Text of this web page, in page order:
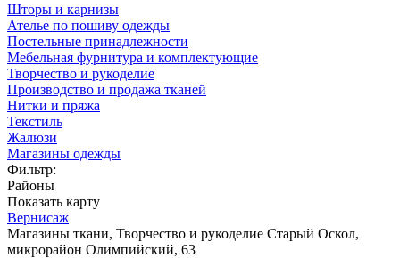
Шторы и карнизы
Ателье по пошиву одежды
Постельные принадлежности
Мебельная фурнитура и комплектующие
Творчество и рукоделие
Производство и продажа тканей
Нитки и пряжа
Текстиль
Жалюзи
Магазины одежды
Фильтр:
Районы
Показать карту
Вернисаж
Магазины ткани, Творчество и рукоделие Старый Оскол,
микрорайон Олимпийский, 63